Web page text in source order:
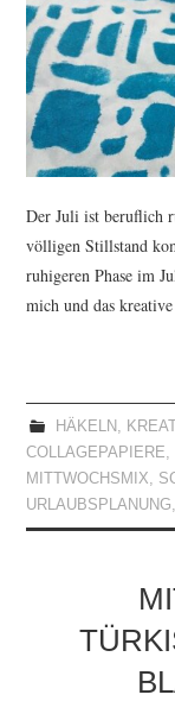
Der Juli ist beruflich
völligen Stillstand
ruhigeren Phase im
mich und das
HÄKELN ,
COLLAGEPAPIERE,
MITTWOCHSMIX,
URLAUBSPLANUNG